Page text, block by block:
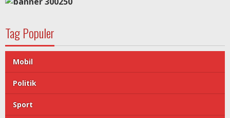
Tag Populer
Mobil
Politik
Sport